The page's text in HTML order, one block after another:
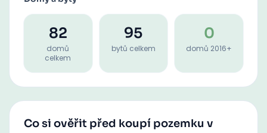
82
domů
celkem
95
bytů celkem
0
domů 2016+
Co si ověřit před koupí pozemku v